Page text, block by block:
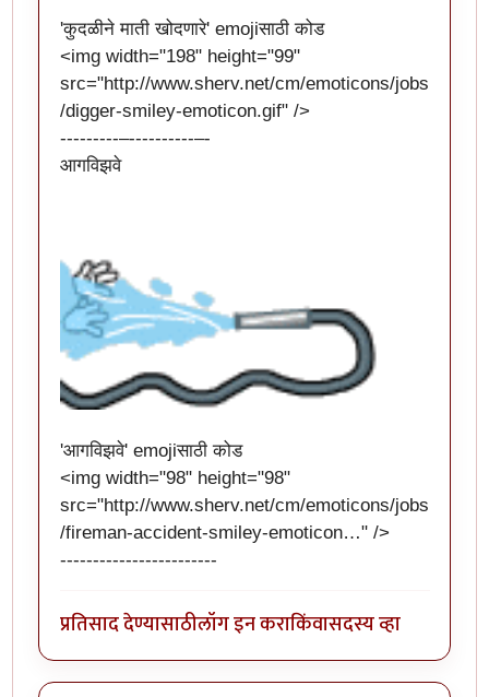
'कुदळीने माती खोदणारे' emojiसाठी कोड
<img width="198" height="99"
src="http://www.sherv.net/cm/emoticons/jobs
/digger-smiley-emoticon.gif" />
---------–----------–-
आगविझवे
'आगविझवे' emojiसाठी कोड
<img width="98" height="98"
src="http://www.sherv.net/cm/emoticons/jobs
/fireman-accident-smiley-emoticon…" />
------------------------
प्रतिसाद देण्यासाठीलॉग इन कराकिंवासदस्य व्हा